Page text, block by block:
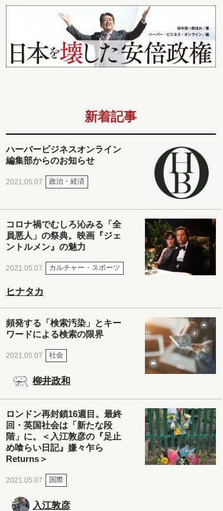
新着記事
ハーバービジネスオンライン
編集部からのお知らせ
2021.05.07 政治・経済
コロナ禍でむしろ沁みる「全
員悪人」の祭典。映画『ジェ
ントルメン』の魅力
2021.05.07 カルチャー・スポーツ
ヒナタカ
頻発する「検索汚染」とキー
ワードによる検索の限界
2021.05.07 社会
柳井政和
ロンドン再封鎖16週目。最終
回・英国社会は「新たな段
階」に。＜入江敦彦の『足止
め喰らい日記』嫌々乍ら
Returns＞
2021.05.07 国際
入江敦彦